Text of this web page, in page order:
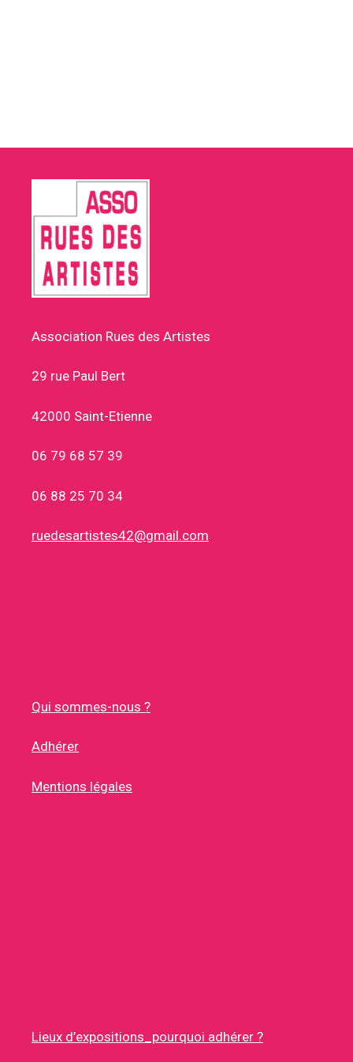
Association Rues des Artistes
29 rue Paul Bert
42000 Saint-Etienne
06 79 68 57 39
06 88 25 70 34
ruedesartistes42@gmail.com
Qui sommes-nous ?
Adhérer
Mentions légales
Lieux d’expositions_pourquoi adhérer ?